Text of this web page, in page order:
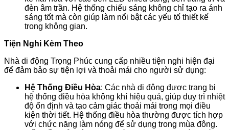
đèn âm trần. Hệ thống chiếu sáng không chỉ tạo ra ánh
sáng tốt mà còn giúp làm nổi bật các yếu tố thiết kế
trong không gian.
Tiện Nghi Kèm Theo
Nhà di động Trọng Phúc cung cấp nhiều tiện nghi hiện đại
để đảm bảo sự tiện lợi và thoải mái cho người sử dụng:
Hệ Thống Điều Hòa: Các nhà di động được trang bị
hệ thống điều hòa không khí hiệu quả, giúp duy trì nhiệt
độ ổn định và tạo cảm giác thoải mái trong mọi điều
kiện thời tiết. Hệ thống điều hòa thường được tích hợp
với chức năng làm nóng để sử dụng trong mùa đông.